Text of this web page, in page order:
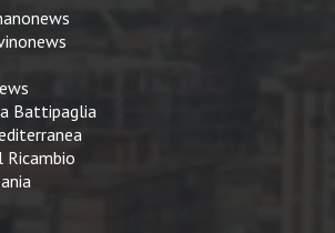
Battipaglia
Ricambio